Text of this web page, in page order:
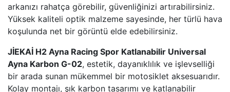
arkanızı rahatça görebilir, güvenliğinizi artırabilirsiniz.
Yüksek kaliteli optik malzeme sayesinde, her türlü hava
koşulunda net bir görüntü elde edebilirsiniz.
JİEKAİ H2 Ayna Racing Spor Katlanabilir Universal
Ayna Karbon G-02, estetik, dayanıklılık ve işlevselliği
bir arada sunan mükemmel bir motosiklet aksesuarıdır.
Kolay montajı, şık karbon tasarımı ve katlanabilir